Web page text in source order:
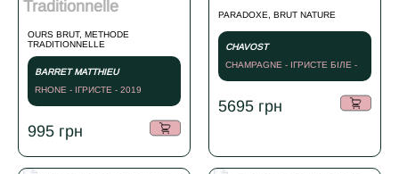
OURS BRUT, METHODE
TRADITIONNELLE
BARRET MATTHIEU
RHONE - ІГРИСТЕ - 2019
995 грн
PARADOXE, BRUT NATURE
CHAVOST
CHAMPAGNE - ІГРИСТЕ БІЛЕ -
2019
5695 грн